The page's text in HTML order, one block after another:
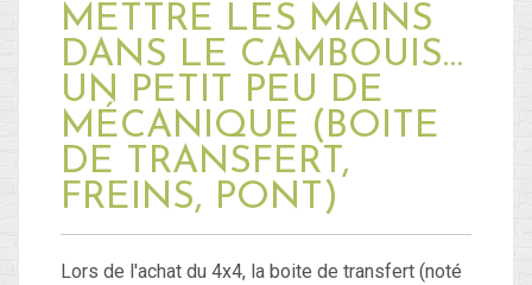
METTRE LES MAINS
DANS LE CAMBOUIS…
UN PETIT PEU DE
MÉCANIQUE (BOITE
DE TRANSFERT,
FREINS, PONT)
Lors de l'achat du 4x4, la boite de transfert (noté